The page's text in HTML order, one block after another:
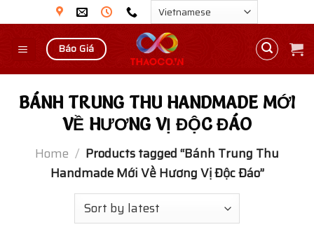
to
content
Báo Giá
BÁNH TRUNG THU HANDMADE MỚI
VỀ HƯƠNG VỊ ĐỘC ĐÁO
Home / Products tagged “Bánh Trung Thu
Handmade Mới Về Hương Vị Độc Đáo”